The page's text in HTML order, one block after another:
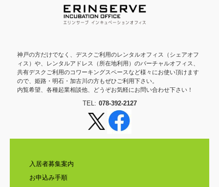
神戸の方だけでなく、デスクご利用のレンタルオフィス（シェアオフ
ィス）や、レンタルアドレス（所在地利用）のバーチャルオフィス、
共有デスクご利用のコワーキングスペースなど様々にお使い頂けます
ので、姫路・明石・加古川の方もぜひご利用下さい。
内覧希望、各種起業相談他、どうぞお気軽にお問い合わせ下さい！
TEL: 078-392-2127
入居者募集案内
お申込み手順